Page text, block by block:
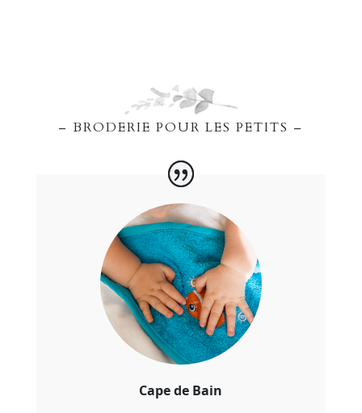
– BRODERIE POUR LES PETITS –
Cape de Bain